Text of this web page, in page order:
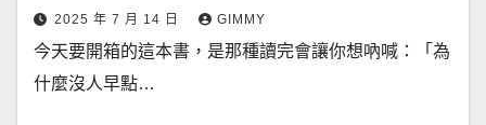
2025 年 7 月 14 日 GIMMY
今天要開箱的這本書，是那種讀完會讓你想吶喊：「為
什麼沒人早點…